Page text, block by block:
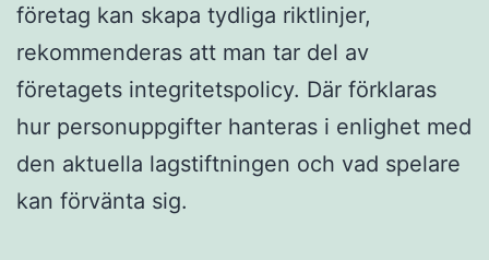
företag kan skapa tydliga riktlinjer,
rekommenderas att man tar del av
företagets integritetspolicy. Där förklaras
hur personuppgifter hanteras i enlighet med
den aktuella lagstiftningen och vad spelare
kan förvänta sig.